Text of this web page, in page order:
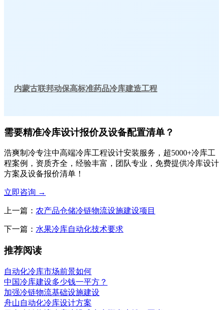
内蒙古联邦动保高标准药品冷库建造工程
需要精准冷库设计报价及设备配置清单？
浩爽制冷专注中高端冷库工程设计安装服务，超5000+冷库工
程案例，资质齐全，经验丰富，团队专业，免费提供冷库设计
方案及设备报价清单！
立即咨询 →
上一篇： 农产品仓储冷链物流设施建设项目
下一篇： 水果冷库自动化技术要求
推荐阅读
自动化冷库市场前景如何
中国冷库建设多少钱一平方？
加强冷链物流基础设施建设
舟山自动化冷库设计方案